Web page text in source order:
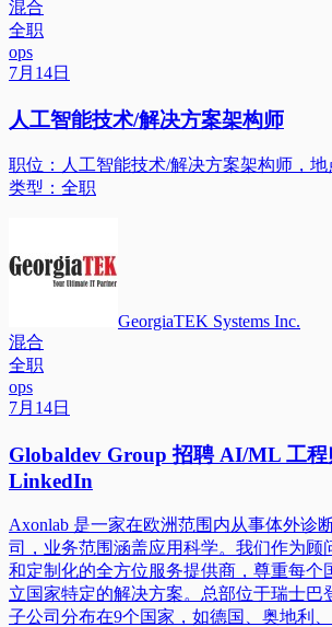
混合
全职
ops
7月14日
人工智能技术/解决方案架构师
职位：人工智能技术/解决方案架构师，地
类型：全职
GeorgiaTEK Systems Inc.
混合
全职
ops
7月14日
Globaldev Group 招聘 AI/ML 工程
LinkedIn
Axonlab 是一家在欧洲范围内从事体外诊
司，业务范围涵盖应用科学。我们作为顾
和定制化的全方位服务提供商，尊重每个
立国家特定的解决方案。总部位于瑞士巴
子公司分布在9个国家，如德国、奥地利